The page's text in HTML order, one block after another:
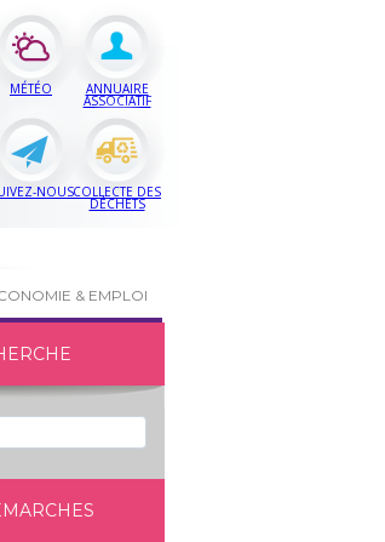
MÉTÉO ANNUAIRE
ASSOCIATIF
NOUSCOLLECTE DES
DÉCHETS
& EMPLOI